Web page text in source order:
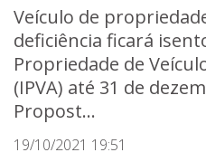
Veículo de
deficiência ficará
Propriedade de
(IPVA) até 31 de
Propost...
19/10/2021 19:51